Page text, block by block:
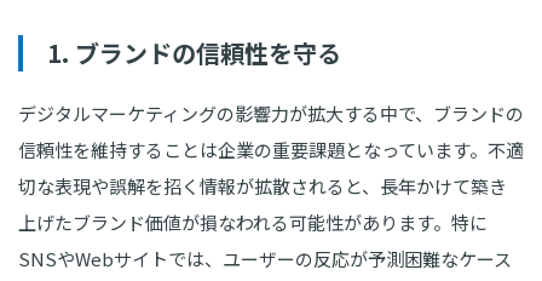
1. ブランドの信頼性を守る
デジタルマーケティングの影響力が拡大する中で、ブランドの
信頼性を維持することは企業の重要課題となっています。不適
切な表現や誤解を招く情報が拡散されると、長年かけて築き
上げたブランド価値が損なわれる可能性があります。特に
SNSやWebサイトでは、ユーザーの反応が予測困難なケース